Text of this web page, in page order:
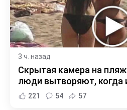
3 ч. назад
Скрытая камера на
люди вытворяют, когда
221 54 57